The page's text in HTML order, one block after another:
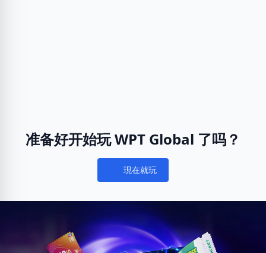
准备好开始玩 WPT Global 了吗？
Notifications
現在就玩